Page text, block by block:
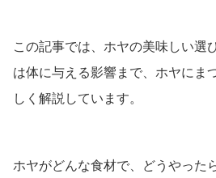
この記事では、ホヤの美味しい選
は体に与える影響まで、ホヤにま
しく解説しています。
ホヤがどんな食材で、どうやった